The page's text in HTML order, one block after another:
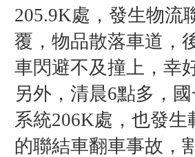
205.9K處，發生物流
覆，物品散落車道，
車閃避不及撞上，幸
另外，清晨6點多，
系統206K處，也發生
的聯結車翻車事故，